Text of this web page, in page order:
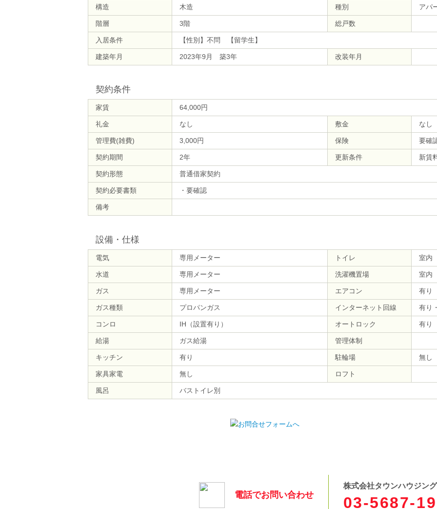
構造 木造 種別 アパ
階層 3階 総戸数
入居条件 【性別】不問 【留学生】
建築年月 2023年9月 築3年 改装年月
契約条件
家賃 64,000円
礼金 なし 敷金 なし
管理費(雑費) 3,000円 保険 要確
契約期間 2年 更新条件 新賃
契約形態 普通借家契約
契約必要書類 ・要確認
備考
設備・仕様
電気 専用メーター トイレ 室内
水道 専用メーター 洗濯機置場 室内
ガス 専用メーター エアコン 有り
ガス種類 プロパンガス インターネット回線 有り
コンロ IH（設置有り） オートロック 有り
給湯 ガス給湯 管理体制
キッチン 有り 駐輪場 無し
家具家電 無し ロフト
風呂 バストイレ別
電話でお問い合わせ
株式会社タウンハウジング
03-5687-